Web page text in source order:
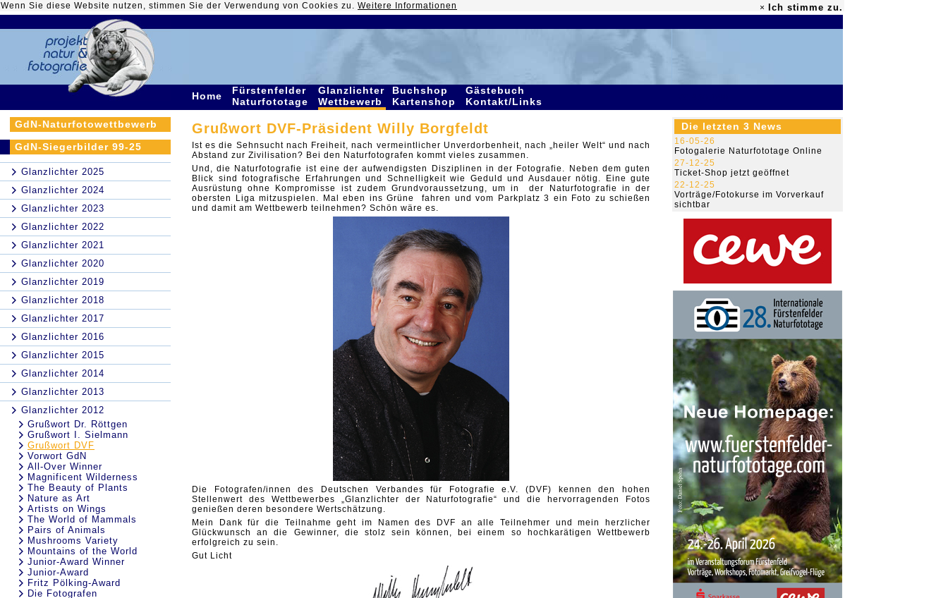
Wenn Sie diese Website nutzen, stimmen Sie der Verwendung von Cookies zu. Weitere Informationen × Ich stimme zu.
Home
Fürstenfelder
Naturfototage
Glanzlichter
Wettbewerb
Buchshop
Kartenshop
Gästebuch
Kontakt/Links
GdN-Naturfotowettbewerb
GdN-Siegerbilder 99-25
Glanzlichter 2025
Glanzlichter 2024
Glanzlichter 2023
Glanzlichter 2022
Glanzlichter 2021
Glanzlichter 2020
Glanzlichter 2019
Glanzlichter 2018
Glanzlichter 2017
Glanzlichter 2016
Glanzlichter 2015
Glanzlichter 2014
Glanzlichter 2013
Glanzlichter 2012
Grußwort Dr. Röttgen
Grußwort I. Sielmann
Grußwort DVF
Vorwort GdN
All-Over Winner
Magnificent Wilderness
The Beauty of Plants
Nature as Art
Artists on Wings
The World of Mammals
Pairs of Animals
Mushrooms Variety
Mountains of the World
Junior-Award Winner
Junior-Award
Fritz Pölking-Award
Die Fotografen
Grußwort DVF-Präsident Willy Borgfeldt
Ist es die Sehnsucht nach Freiheit, nach vermeintlicher Unverdorbenheit, nach „heiler Welt“ und nach
Abstand zur Zivilisation? Bei den Naturfotografen kommt vieles zusammen.
Und, die Naturfotografie ist eine der aufwendigsten Disziplinen in der Fotografie. Neben dem guten
Blick sind fotografische Erfahrungen und Schnelligkeit wie Geduld und Ausdauer nötig. Eine gute
Ausrüstung ohne Kompromisse ist zudem Grundvoraussetzung, um in der Naturfotografie in der
obersten Liga mitzuspielen. Mal eben ins Grüne fahren und vom Parkplatz 3 ein Foto zu schießen
und damit am Wettbewerb teilnehmen? Schön wäre es.
Die Fotografen/innen des Deutschen Verbandes für Fotografie e.V. (DVF) kennen den hohen
Stellenwert des Wettbewerbes „Glanzlichter der Naturfotografie“ und die hervorragenden Fotos
genießen deren besondere Wertschätzung.
Mein Dank für die Teilnahme geht im Namen des DVF an alle Teilnehmer und mein herzlicher
Glückwunsch an die Gewinner, die stolz sein können, bei einem so hochkarätigen Wettbewerb
erfolgreich zu sein.
Gut Licht
Die letzten 3 News
16-05-26
Fotogalerie Naturfototage Online
27-12-25
Ticket-Shop jetzt geöffnet
22-12-25
Vorträge/Fotokurse im Vorverkauf
sichtbar